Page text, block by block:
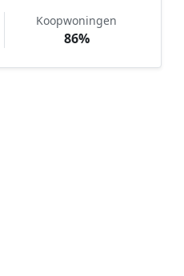
Koopwoningen
86%